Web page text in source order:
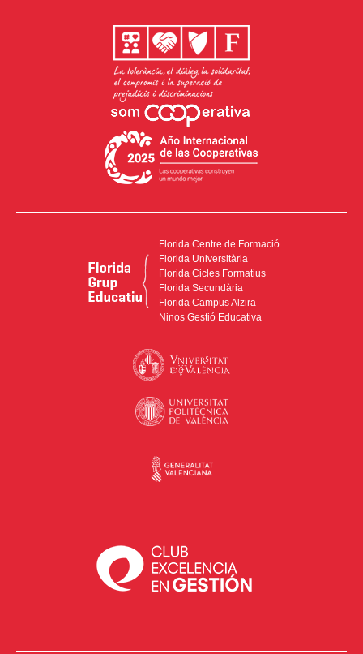
Florida Centre de Formació
Florida Universitària
Florida Cicles Formatius
Florida Secundària
Florida Campus Alzira
Ninos Gestió Educativa